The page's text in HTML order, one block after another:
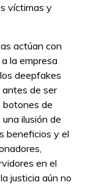
víctimas y
actúan con
la empresa
deepfakes
antes de ser
botones de
ilusión de
beneficios y el
en el
justicia aún no